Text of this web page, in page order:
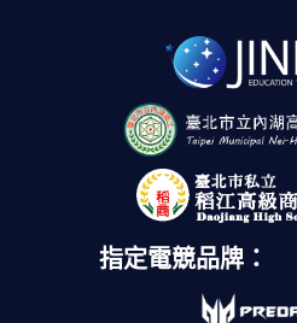
指定電競品牌：